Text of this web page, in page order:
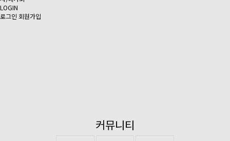
LOGIN
로그인 회원가입
커뮤니티